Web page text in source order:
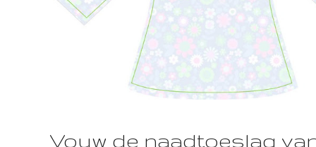
Vouw de naadtoeslag